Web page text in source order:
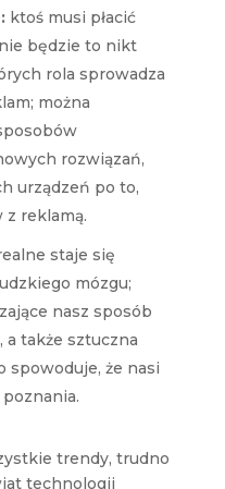
ktoś musi płacić
będzie to nikt
rola sprowadza
można
rozwiązań,
urządzeń po to,
z reklamą.
staje się
mózgu;
nasz sposób
także sztuczna
spowoduje, że nasi
trendy, trudno
technologii